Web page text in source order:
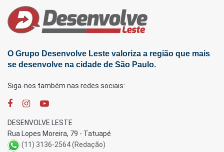
O Grupo Desenvolve Leste valoriza a região que mais
se desenvolve na cidade de São Paulo.
Siga-nos também nas redes sociais:
DESENVOLVE LESTE
Rua Lopes Moreira, 79 - Tatuapé
(11) 3136-2564 (Redação)